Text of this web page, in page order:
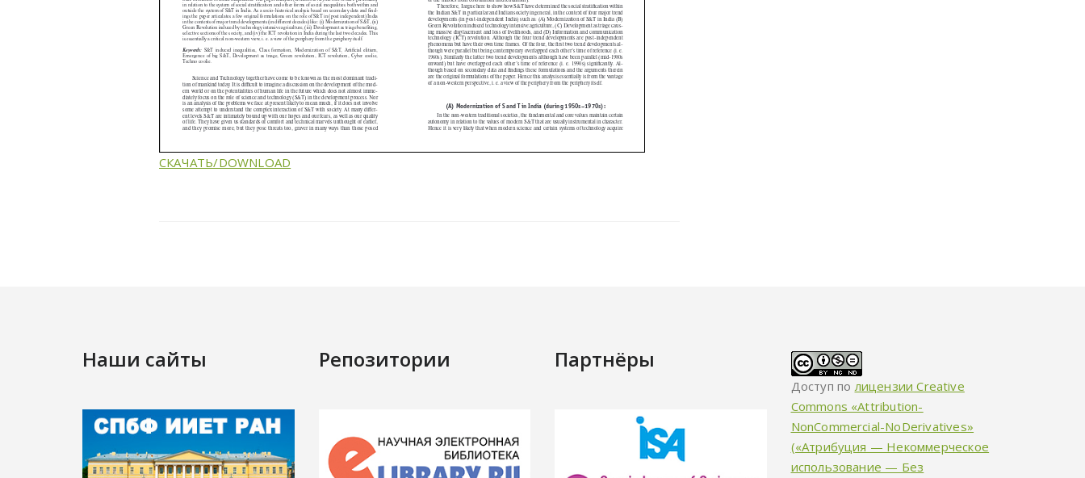
СКАЧАТЬ/DOWNLOAD
Наши сайты Репозитории Партнёры
Доступ полицензии Creative
Commons «Attribution-
NonCommercial-NoDerivatives»
(«Атрибуция — Некоммерческое
использование — Без